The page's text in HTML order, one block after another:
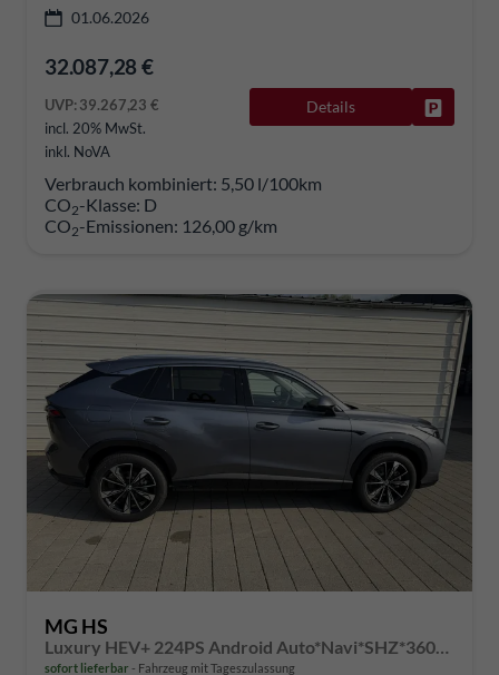
01.06.2026
32.087,28 €
UVP:39.267,23 €
incl. 20% MwSt.
inkl. NoVA
Details
Verbrauch kombiniert: 5,50 l/100km
CO2-Klasse: D
CO2-Emissionen: 126,00 g/km
MG HS
Luxury HEV+ 224PS Android Auto*Navi*SHZ*360° Kamera*Keyless*Leder*E-Heck/PDC v/h*
sofort lieferbar Fahrzeug mit Tageszulassung